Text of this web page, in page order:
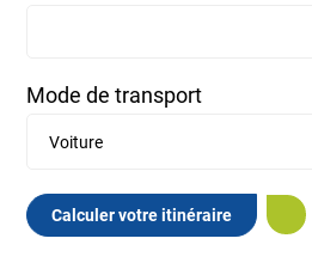
Mode de transport
Calculer votre itinéraire